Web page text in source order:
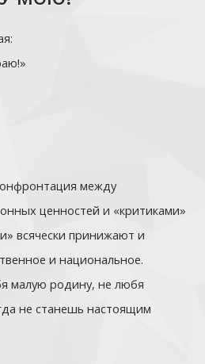
между
ценностей и «критиками»
всячески принижают и
и национальное.
малую родину, не любя
не станешь настоящим